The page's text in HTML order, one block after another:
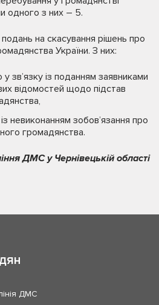
одного з них – 5.
подань на скасування рішень про
України. З них:
зв’язку із поданням заявниками
відомостей щодо підстав
невиконанням зобов’язання про
громадянства.
ДМС у Чернівецькій області
ДМС